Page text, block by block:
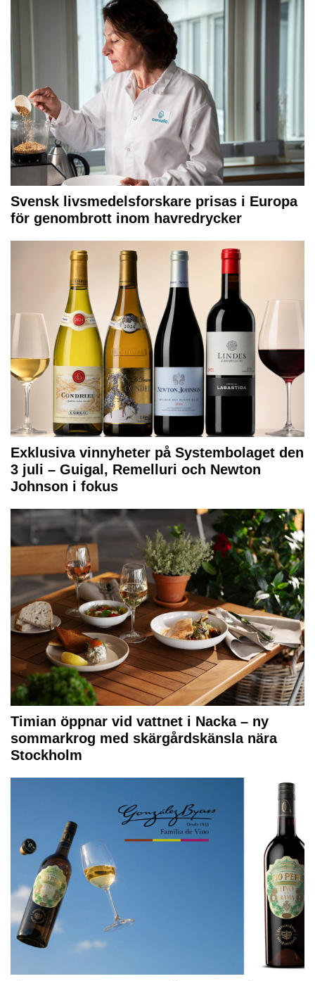
Svensk livsmedelsforskare prisas i Europa
för genombrott inom havredrycker
Exklusiva vinnyheter på Systembolaget den
3 juli – Guigal, Remelluri och Newton
Johnson i fokus
Timian öppnar vid vattnet i Nacka – ny
sommarkrog med skärgårdskänsla nära
Stockholm